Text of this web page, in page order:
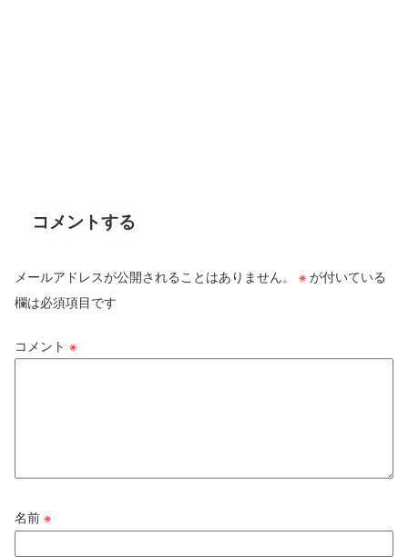
コメントする
メールアドレスが公開されることはありません。 ※が付いている
欄は必須項目です
コメント ※
名前※